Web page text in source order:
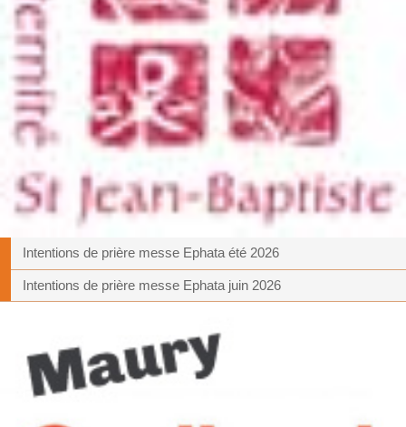
Intentions de prière messe Ephata été 2026
Intentions de prière messe Ephata juin 2026